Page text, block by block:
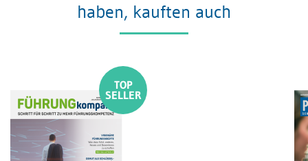
haben, kauften auch